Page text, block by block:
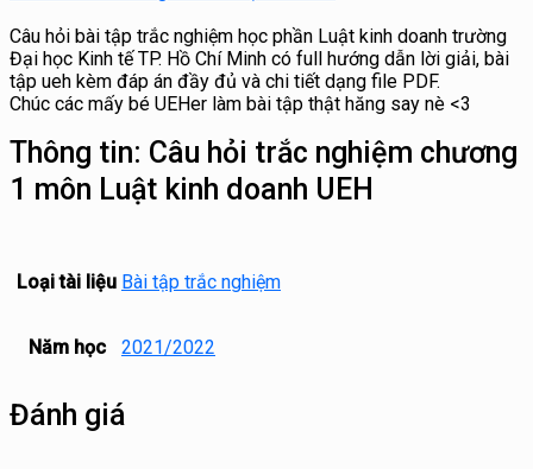
Câu hỏi bài tập trắc nghiệm học phần Luật kinh doanh trường
Đại học Kinh tế TP. Hồ Chí Minh có full hướng dẫn lời giải, bài
tập ueh kèm đáp án đầy đủ và chi tiết dạng file PDF.
Chúc các mấy bé UEHer làm bài tập thật hăng say nè <3
Thông tin: Câu hỏi trắc nghiệm chương
1 môn Luật kinh doanh UEH
Loại tài liệu Bài tập trắc nghiệm
Năm học 2021/2022
Đánh giá